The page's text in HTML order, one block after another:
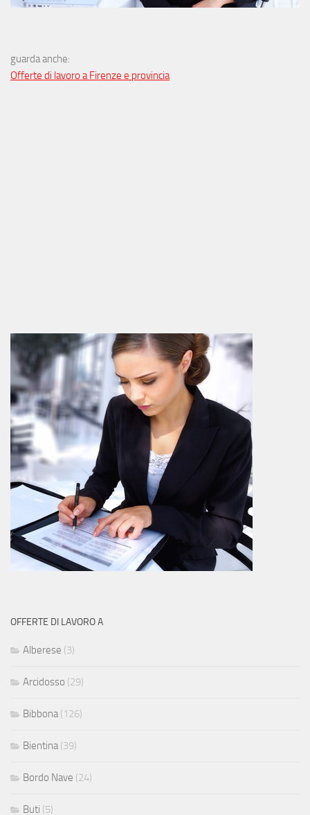
guarda anche:
Offerte di lavoro a Firenze e provincia
OFFERTE DI LAVORO A
Alberese (3)
Arcidosso (29)
Bibbona (126)
Bientina (39)
Bordo Nave (24)
Buti (5)